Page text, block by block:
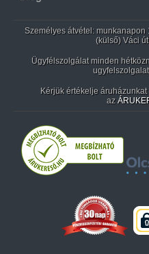
Személyes átvétel: munkanapon
(külső) Váci
Ügyfélszolgálat minden
Kérjük értékelje áruházunkat
az